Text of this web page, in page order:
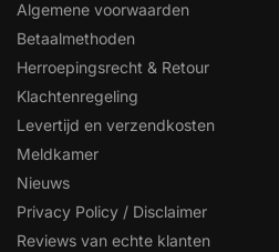
Algemene voorwaarden
Betaalmethoden
Herroepingsrecht & Retour
Klachtenregeling
Levertijd en verzendkosten
Meldkamer
Nieuws
Privacy Policy / Disclaimer
Reviews van echte klanten